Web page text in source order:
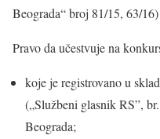
Beograda“ broj 81/15, 63/
Pravo da učestvuje na
koje je registrovano u
(„Službeni glasnik RS”,
Beograda;